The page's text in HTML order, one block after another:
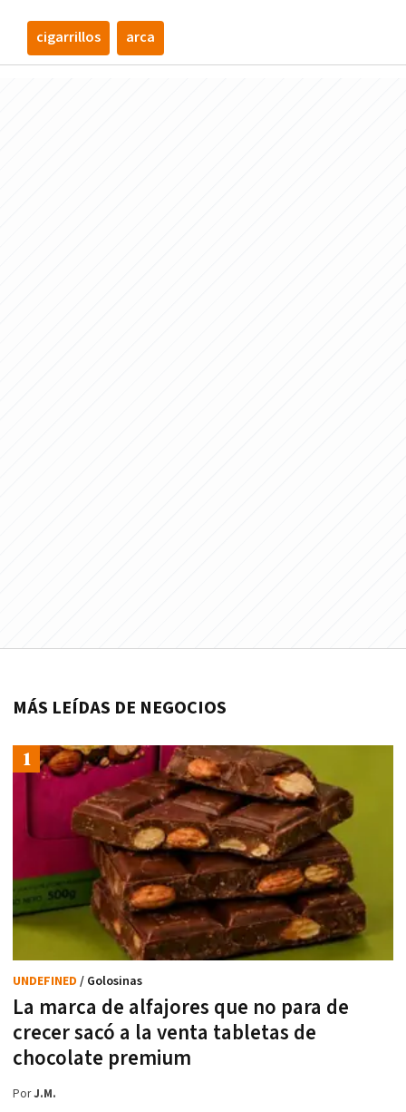
cigarrillos arca
MÁS LEÍDAS DE NEGOCIOS
La marca de alfajores que no para de
crecer sacó a la venta tabletas de
chocolate premium
UNDEFINED / Golosinas
PorJ.M.